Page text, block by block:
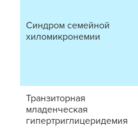
Синдром семейной
хиломикронемии
Транзиторная
младенческая
гипертриглицеридемия